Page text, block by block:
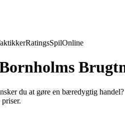
RatingsSpilOnline
du at gøre en bæredygtig